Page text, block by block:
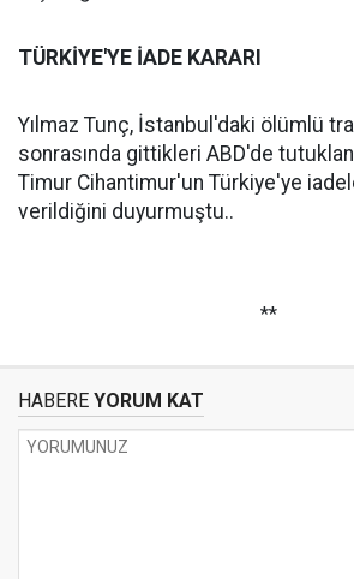
TÜRKİYE'YE İADE KARARI
Yılmaz Tunç, İstanbul'daki ölümlü
sonrasında gittikleri ABD'de
Timur Cihantimur'un Türkiye'ye
verildiğini duyurmuştu..
**
HABERE YORUM KAT